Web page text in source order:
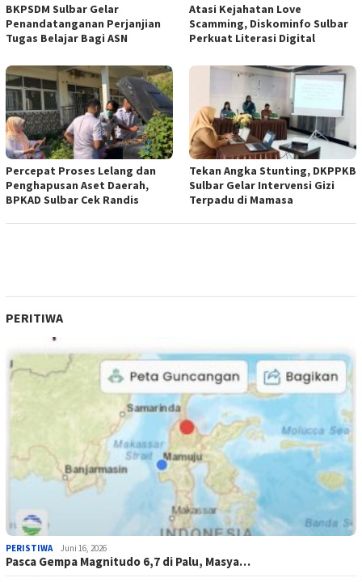
BKPSDM Sulbar Gelar
Penandatanganan Perjanjian
Tugas Belajar Bagi ASN
Atasi Kejahatan Love
Scamming, Diskominfo Sulbar
Perkuat Literasi Digital
Percepat Proses Lelang dan
Penghapusan Aset Daerah,
BPKAD Sulbar Cek Randis
Tekan Angka Stunting, DKPPKB
Sulbar Gelar Intervensi Gizi
Terpadu di Mamasa
PERITIWA
PERISTIWA Juni 16, 2026
Pasca Gempa Magnitudo 6,7 di Palu, Masya…